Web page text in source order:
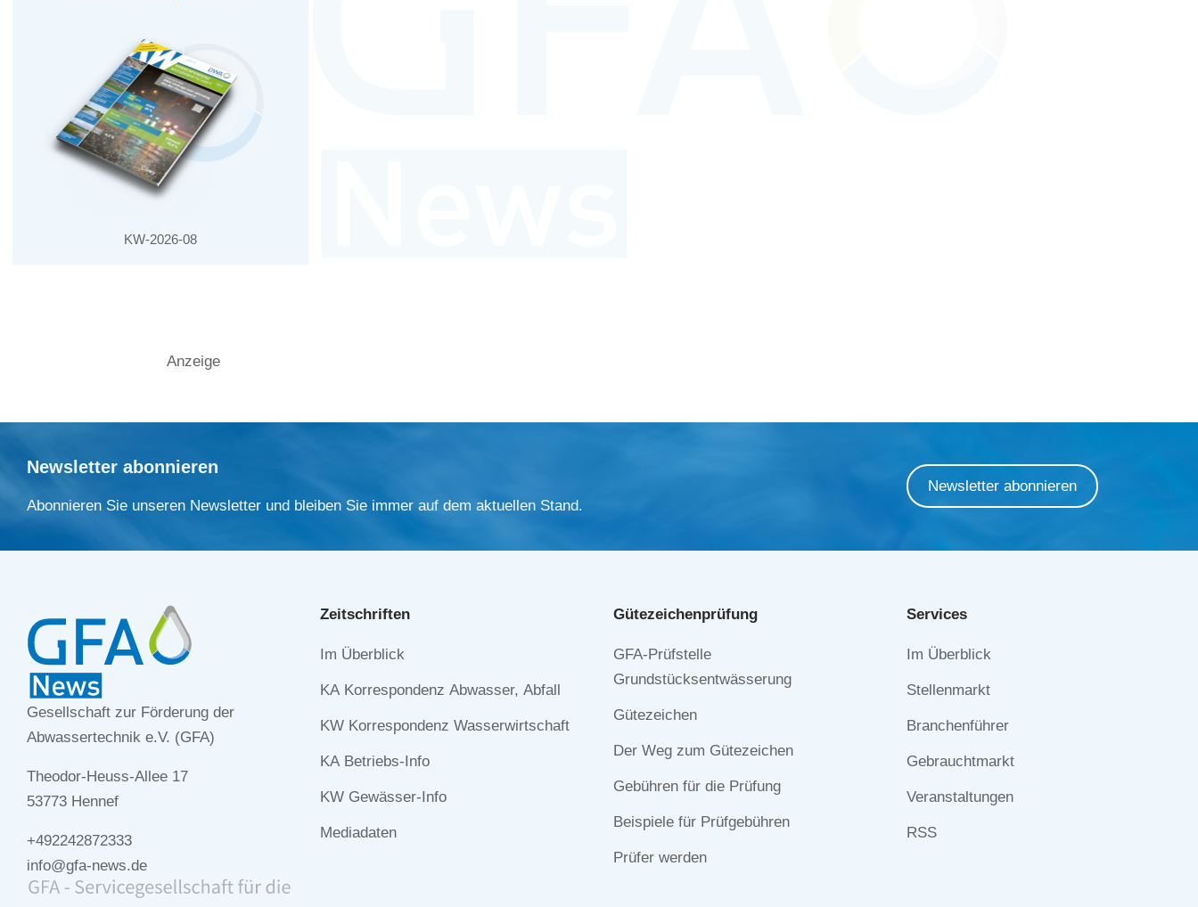
KW-2026-08
Anzeige
Newsletter abonnieren
Abonnieren Sie unseren Newsletter und bleiben Sie immer auf dem aktuellen Stand.
Newsletter abonnieren
Gesellschaft zur Förderung der
Abwassertechnik e.V. (GFA)
Theodor-Heuss-Allee 17
53773 Hennef
+492242872333
info@gfa-news.de
Zeitschriften
Navigation
Im Überblick
KA Korrespondenz Abwasser, Abfall
KW Korrespondenz Wasserwirtschaft
KA Betriebs-Info
KW Gewässer-Info
Mediadaten
Gütezeichen­prüfung
Navigation
überspringen
GFA-Prüfstelle
Grundstücksentwässerung
Gütezeichen
Der Weg zum Gütezeichen
Gebühren für die Prüfung
Beispiele für Prüfgebühren
Prüfer werden
Services
Navigation
Im Überblick
Stellenmarkt
Branchenführer
Gebrauchtmarkt
Veranstaltungen
RSS